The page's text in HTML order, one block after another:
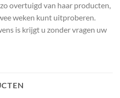
overtuigd van haar producten,
weken kunt uitproberen.
is krijgt u zonder vragen uw